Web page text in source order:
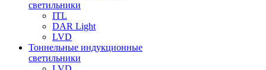
светильники
ITL
DAR Light
LVD
Тоннельные индукционные
светильники